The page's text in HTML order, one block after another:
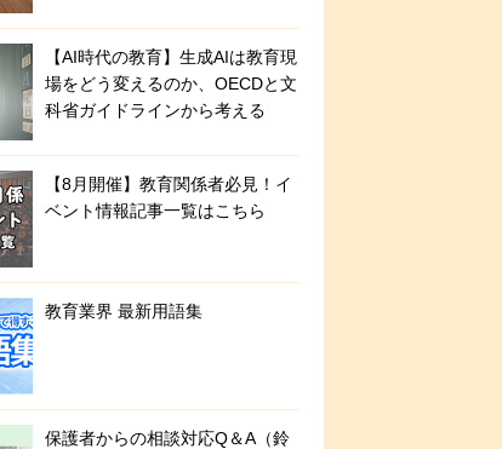
【AI時代の教育】生成AIは教育現
場をどう変えるのか、OECDと文
科省ガイドラインから考える
【8月開催】教育関係者必見！イ
ベント情報記事一覧はこちら
教育業界 最新用語集
保護者からの相談対応Q＆A（鈴